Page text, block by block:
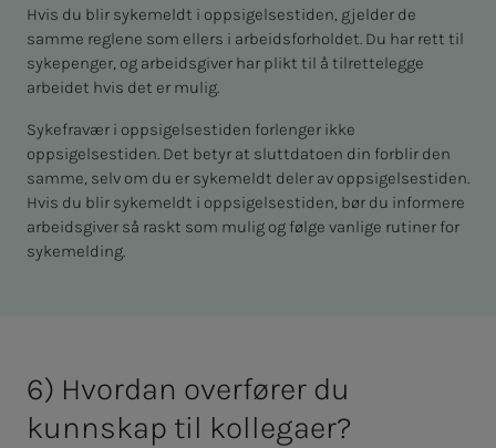
Hvis du blir sykemeldt i oppsigelsestiden, gjelder de
samme reglene som ellers i arbeidsforholdet. Du har rett til
sykepenger, og arbeidsgiver har plikt til å tilrettelegge
arbeidet hvis det er mulig.
Sykefravær i oppsigelsestiden forlenger ikke
oppsigelsestiden. Det betyr at sluttdatoen din forblir den
samme, selv om du er sykemeldt deler av oppsigelsestiden.
Hvis du blir sykemeldt i oppsigelsestiden, bør du informere
arbeidsgiver så raskt som mulig og følge vanlige rutiner for
sykemelding.
6) Hvordan overfører du
kunnskap til kollegaer?